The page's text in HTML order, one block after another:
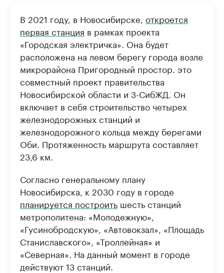
В 2021 году, в Новосибирске, откроется
первая станция в рамках проекта
«Городская электричка». Она будет
расположена на левом берегу города возле
микрорайона Пригородный простор. это
совместный проект правительства
Новосибирской области и З-СибЖД. Он
включает в себя строительство четырех
железнодорожных станций и
железнодорожного кольца между берегами
Оби. Протяженность маршрута составляет
23,6 км.
Согласно генеральному плану
Новосибирска, к 2030 году в городе
планируется построить шесть станций
метрополитена: «Молодежную»,
«Гусинобродскую», «Автовокзал», «Площадь
Станиславского», «Троллейная» и
«Северная». На данный момент в городе
действуют 13 станций.